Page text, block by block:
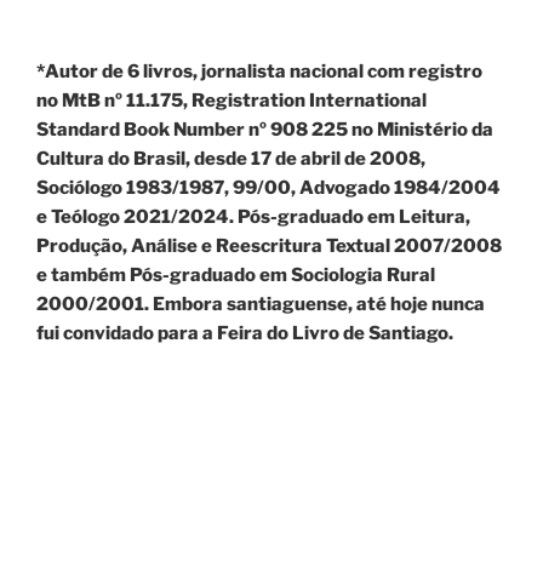
*Autor de 6 livros, jornalista nacional com registro
no MtB nº 11.175, Registration International
Standard Book Number nº 908 225 no Ministério da
Cultura do Brasil, desde 17 de abril de 2008,
Sociólogo 1983/1987, 99/00, Advogado 1984/2004
e Teólogo 2021/2024. Pós-graduado em Leitura,
Produção, Análise e Reescritura Textual 2007/2008
e também Pós-graduado em Sociologia Rural
2000/2001. Embora santiaguense, até hoje nunca
fui convidado para a Feira do Livro de Santiago.